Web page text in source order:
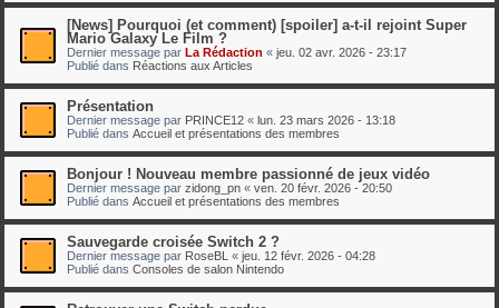
[News] Pourquoi (et comment) [spoiler] a-t-il rejoint Super
Mario Galaxy Le Film ?
Dernier message par La Rédaction « jeu. 02 avr. 2026 - 23:17
Publié dans Réactions aux Articles
Présentation
Dernier message par PRINCE12 « lun. 23 mars 2026 - 13:18
Publié dans Accueil et présentations des membres
Bonjour ! Nouveau membre passionné de jeux vidéo
Dernier message par zidong_pn « ven. 20 févr. 2026 - 20:50
Publié dans Accueil et présentations des membres
Sauvegarde croisée Switch 2 ?
Dernier message par RoseBL « jeu. 12 févr. 2026 - 04:28
Publié dans Consoles de salon Nintendo